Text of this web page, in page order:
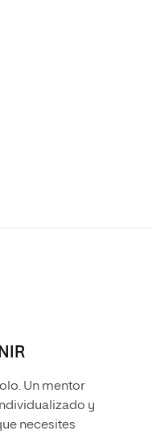
Un mentor
y
necesites